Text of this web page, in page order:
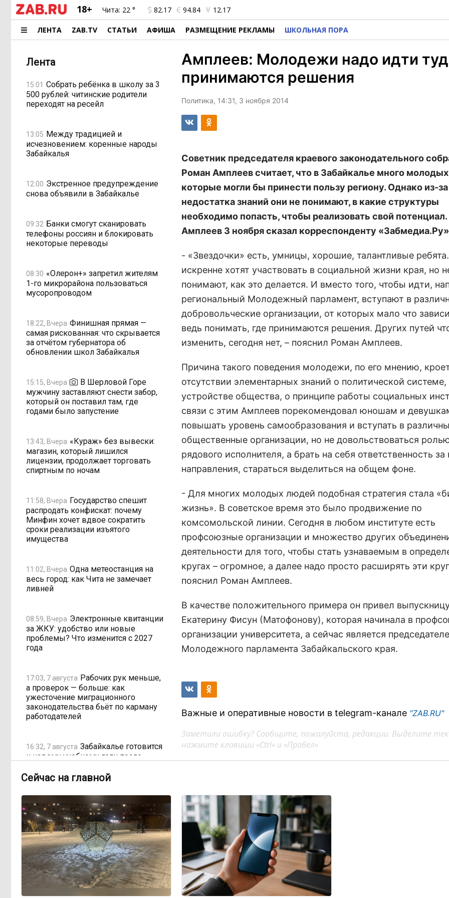
18+ Чита: 22 ° 82.17 94.84 12.17
ЛЕНТА ZAB.TV СТАТЬИ АФИША РАЗМЕЩЕНИЕ РЕКЛАМЫ ШКОЛЬНАЯ ПОРА
Лента
15:01 Собрать ребёнка в школу за 3
500 рублей: читинские родители
переходят на ресейл
13:05 Между традицией и
исчезновением: коренные народы
Забайкалья
12:00 Экстренное предупреждение
снова объявили в Забайкалье
09:32 Банки смогут сканировать
телефоны россиян и блокировать
некоторые переводы
08:30 «Олерон+» запретил жителям
1-го микрорайона пользоваться
мусоропроводом
18:22, Вчера Финишная прямая —
самая рискованная: что скрывается
за отчётом губернатора об
обновлении школ Забайкалья
15:15, Вчера
В Шерловой Горе
мужчину заставляют снести забор,
который он поставил там, где
годами было запустение
13:43, Вчера «Кураж» без вывески:
магазин, который лишился
лицензии, продолжает торговать
спиртным по ночам
11:58, Вчера Государство спешит
распродать конфискат: почему
Минфин хочет вдвое сократить
сроки реализации изъятого
имущества
11:02, Вчера Одна метеостанция на
весь город: как Чита не замечает
ливней
08:59, Вчера Электронные квитанции
за ЖКУ: удобство или новые
проблемы? Что изменится с 2027
года
17:03, 7 августа Рабочих рук меньше,
а проверок — больше: как
ужесточение миграционного
законодательства бьёт по карману
работодателей
16:32, 7 августа Забайкалье готовится
к новому учебному году после
14:40, 7 августа Как в Забайкалье
превратили отлов бездомных
животных в мошенническую схему
на 20 миллионов рублей
14:01, 7 августа В Забайкалье
продлили запрет купания на Арахлее
и Кеноне
Амплеев: Молодежи надо идти
принимаются решения
Политика, 14:31, 3 ноября 2014
Советник председателя краевого законодательного
Роман Амплеев считает, что в Забайкалье много
которые могли бы принести пользу региону. Однако из-за
недостатка знаний они не понимают, в какие структуры
необходимо попасть, чтобы реализовать свой
Амплеев 3 ноября сказал корреспонденту
- «Звездочки» есть, умницы, хорошие, талантливые
искренне хотят участвовать в социальной жизни края, но
понимают, как это делается. И вместо того, чтобы идти,
региональный Молодежный парламент, вступают в
добровольческие организации, от которых мало что
ведь понимать, где принимаются решения. Других путей
изменить, сегодня нет, – пояснил Роман Амплеев.
Причина такого поведения молодежи, по его мнению,
отсутствии элементарных знаний о политической системе,
устройстве общества, о принципе работы социальных
связи с этим Амплеев порекомендовал юношам и
повышать уровень самообразования и вступать в
общественные организации, но не довольствоваться
рядового исполнителя, а брать на себя ответственность за
направления, стараться выделиться на общем фоне.
- Для многих молодых людей подобная стратегия стала
жизнь». В советское время это было продвижение по
комсомольской линии. Сегодня в любом институте есть
профсоюзные организации и множество других
деятельности для того, чтобы стать узнаваемым в
кругах – огромное, а далее надо просто расширять эти
пояснил Роман Амплеев.
В качестве положительного примера он привел
Екатерину Фисун (Матофонову), которая начинала в
организации университета, а сейчас является
Молодежного парламента Забайкальского края.
Важные и оперативные новости в telegram-канале "ZAB.RU"
Заметили ошибку? Сообщите, пожалуйста, редакции. Выделите
нажмите клавиши «Ctrl» и «Пробел»
Сейчас на главной